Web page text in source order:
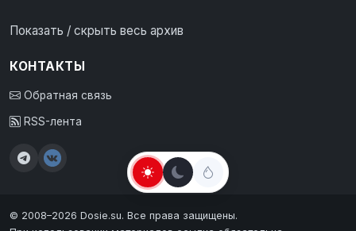
Показать / скрыть весь архив
КОНТАКТЫ
Обратная связь
RSS-лента
© 2008–2026 Dosie.su. Все права защищены.